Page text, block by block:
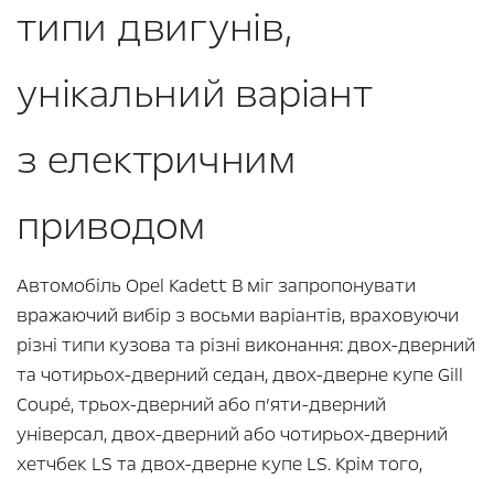
типи двигунів,
унікальний варіант
з електричним
приводом
Автомобіль Opel Kadett B міг запропонувати
вражаючий вибір з восьми варіантів, враховуючи
різні типи кузова та різні виконання: двох-дверний
та чотирьох-дверний седан, двох-дверне купе Gill
Coupé, трьох-дверний або п’яти-дверний
універсал, двох-дверний або чотирьох-дверний
хетчбек LS та двох-дверне купе LS. Крім того,